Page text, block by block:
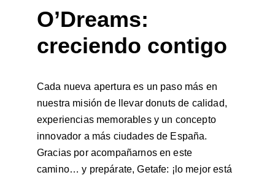
O’Dreams:
creciendo contigo
Cada nueva apertura es un paso más en
nuestra misión de llevar donuts de calidad,
experiencias memorables y un concepto
innovador a más ciudades de España.
Gracias por acompañarnos en este
camino… y prepárate, Getafe: ¡lo mejor está